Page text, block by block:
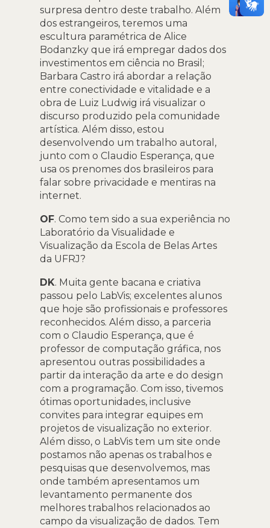
surpresa dentro deste trabalho. Além
dos estrangeiros, teremos uma
escultura paramétrica de Alice
Bodanzky que irá empregar dados dos
investimentos em ciência no Brasil;
Barbara Castro irá abordar a relação
entre conectividade e vitalidade e a
obra de Luiz Ludwig irá visualizar o
discurso produzido pela comunidade
artística. Além disso, estou
desenvolvendo um trabalho autoral,
junto com o Claudio Esperança, que
usa os prenomes dos brasileiros para
falar sobre privacidade e mentiras na
internet.
OF. Como tem sido a sua experiência no
Laboratório da Visualidade e
Visualização da Escola de Belas Artes
da UFRJ?
DK. Muita gente bacana e criativa
passou pelo LabVis; excelentes alunos
que hoje são profissionais e professores
reconhecidos. Além disso, a parceria
com o Claudio Esperança, que é
professor de computação gráfica, nos
apresentou outras possibilidades a
partir da interação da arte e do design
com a programação. Com isso, tivemos
ótimas oportunidades, inclusive
convites para integrar equipes em
projetos de visualização no exterior.
Além disso, o LabVis tem um site onde
postamos não apenas os trabalhos e
pesquisas que desenvolvemos, mas
onde também apresentamos um
levantamento permanente dos
melhores trabalhos relacionados ao
campo da visualização de dados. Tem